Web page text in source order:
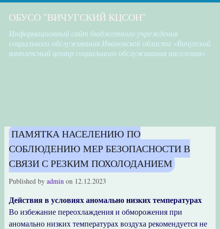
ОБУСО "ВИЧУГСКИЙ КЦСОН"
Информационный сайт бюджетного учреждения
социального обслуживания Ивановской области «Вичугский
комплексный центр социального обслуживания населения»
ПАМЯТКА НАСЕЛЕНИЮ ПО
СОБЛЮДЕНИЮ МЕР БЕЗОПАСНОСТИ В
СВЯЗИ С РЕЗКИМ ПОХОЛОДАНИЕМ
Published by adminon 12.12.2023
Действия в условиях аномально низких температурах
Во избежание переохлаждения и обморожения при
аномально низких температурах воздуха рекомендуется не